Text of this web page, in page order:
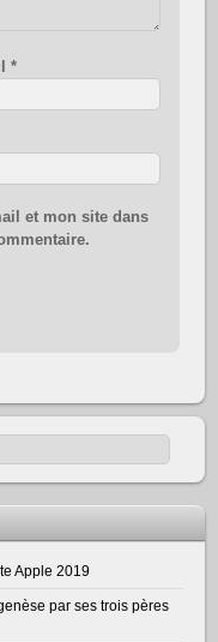
*
et mon site dans
Apple 2019
par ses trois pères